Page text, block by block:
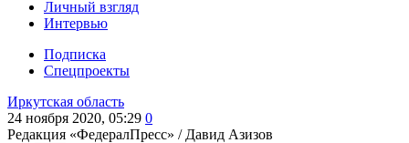
Личный взгляд
Интервью
Подписка
Спецпроекты
Иркутская область
24 ноября 2020, 05:29 0
Редакция «ФедералПресс» / Давид Азизов